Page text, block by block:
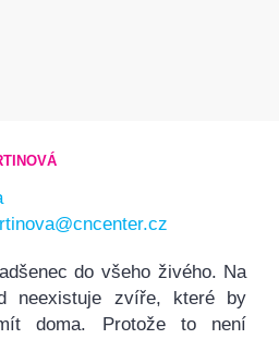
do všeho živého. Na
neexistuje zvíře, které by
doma. Protože to není